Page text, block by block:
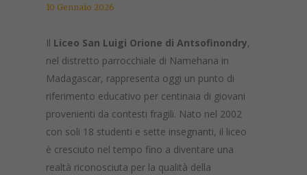
10 Gennaio 2026
Il Liceo San Luigi Orione di Antsofinondry,
nel distretto parrocchiale di Namehana in
Madagascar, rappresenta oggi un punto di
riferimento educativo per centinaia di giovani
provenienti da contesti fragili. Nato nel 2002
con soli 18 studenti e sette insegnanti, il liceo
è cresciuto nel tempo fino a diventare una
realtà riconosciuta per la qualità della